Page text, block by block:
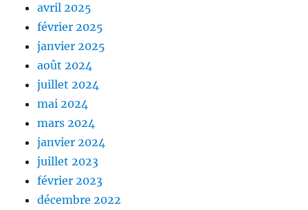
avril 2025
février 2025
janvier 2025
août 2024
juillet 2024
mai 2024
mars 2024
janvier 2024
juillet 2023
février 2023
décembre 2022